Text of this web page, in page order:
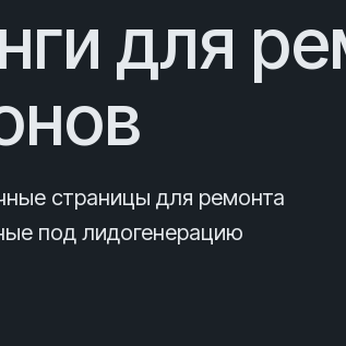
для
страницы для ремонта
под лидогенерацию